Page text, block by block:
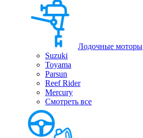
Лодочные моторы
Suzuki
Toyama
Parsun
Reef Rider
Mercury
Смотреть все